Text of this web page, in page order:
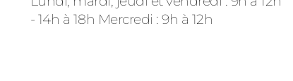
- 14h à 18h Mercredi : 9h à 12h